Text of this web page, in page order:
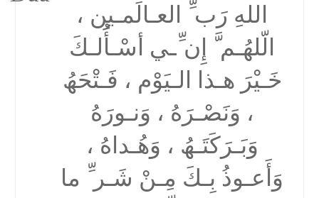
اللهِ رَب ِّ العـالَمـین ،
الّلھُـم َّ إِن ِّـي أسْـأَُلـكَ
خَـیْرَ ھـذا الـیَوْم ، فَـتْحَھُ
، وَنَصْـرَهُ ، وَنـورَهُ
وَبَـرَكَتَـھُ ، وَھُـداهُ ،
وَأَعـوذُ بِـكَ مِـنْ شَـر ِّ ما